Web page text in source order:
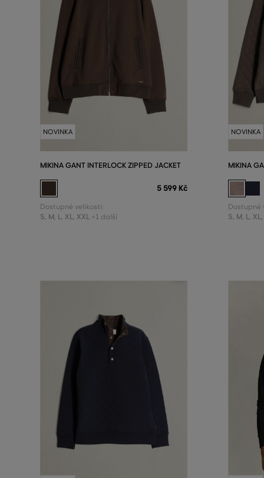
NOVINKA
MIKINA GANT INTERLOCK ZIPPED JACKET
5 599 Kč
Dostupné velikosti:
S, M, L, XL, XXL +1 další
NOVINKA
MIKINA
Dostupné
S, M, L, XL,